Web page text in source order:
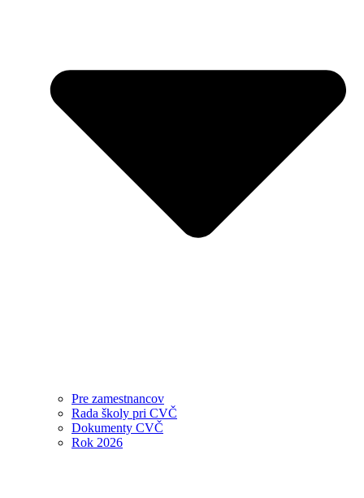
Pre zamestnancov
Rada školy pri CVČ
Dokumenty CVČ
Rok 2026